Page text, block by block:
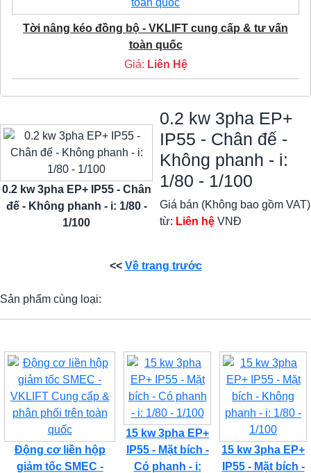
Tời nâng kéo đồng bộ - VKLIFT cung cấp & tư vấn
toàn quốc
Giá: Liên Hệ
0.2 kw 3pha EP+ IP55 - Chân
đế - Không phanh - i: 1/80 -
1/100
0.2 kw 3pha EP+
IP55 - Chân đế -
Không phanh - i:
1/80 - 1/100
Giá bán (Không bao gồm VAT)
từ: Liên hệ VNĐ
<< Về trang trước
Sản phẩm cùng loại:
Động cơ liền hộp
giảm tốc SMEC -
15 kw 3pha EP+
IP55 - Mặt bích -
Có phanh - i:
15 kw 3pha EP+
IP55 - Mặt bích -